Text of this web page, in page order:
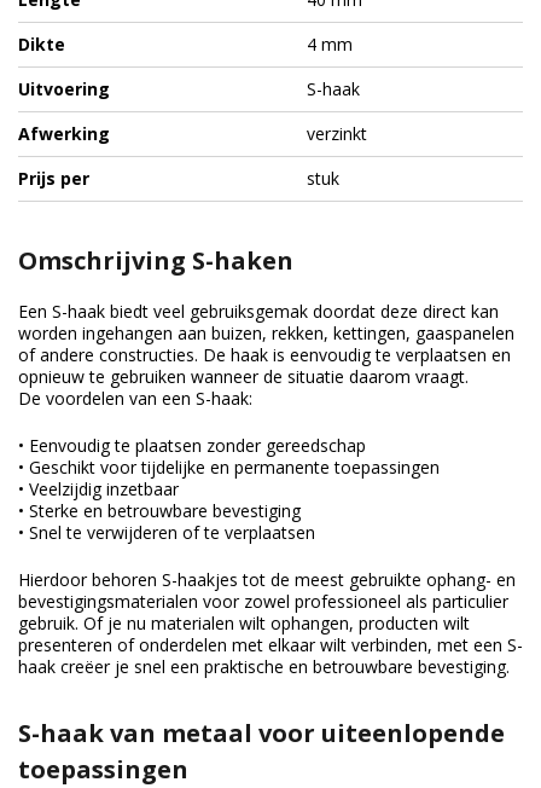
Dikte
4 mm
Uitvoering
S-haak
Afwerking
verzinkt
Prijs per
stuk
Omschrijving S-haken
Een S-haak biedt veel gebruiksgemak doordat deze direct kan
worden ingehangen aan buizen, rekken, kettingen, gaaspanelen
of andere constructies. De haak is eenvoudig te verplaatsen en
opnieuw te gebruiken wanneer de situatie daarom vraagt.
De voordelen van een S-haak:
• Eenvoudig te plaatsen zonder gereedschap
• Geschikt voor tijdelijke en permanente toepassingen
• Veelzijdig inzetbaar
• Sterke en betrouwbare bevestiging
• Snel te verwijderen of te verplaatsen
Hierdoor behoren S-haakjes tot de meest gebruikte ophang- en
bevestigingsmaterialen voor zowel professioneel als particulier
gebruik. Of je nu materialen wilt ophangen, producten wilt
presenteren of onderdelen met elkaar wilt verbinden, met een S-
haak creëer je snel een praktische en betrouwbare bevestiging.
S-haak van metaal voor uiteenlopende
toepassingen